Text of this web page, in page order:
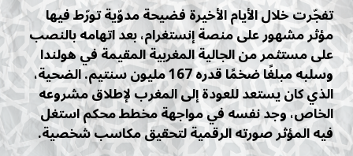
تفجّرت خلال الأيام الأخيرة فضيحة مدوّية تورّط فيها
مؤثر مشهور على منصة إنستغرام، بعد اتهامه بالنصب
على مستثمر من الجالية المغربية المقيمة في هولندا
وسلبه مبلغًا ضخمًا قدره 167 مليون سنتيم. الضحية،
الذي كان يستعد للعودة إلى المغرب لإطلاق مشروعه
الخاص، وجد نفسه في مواجهة مخطط محكم استغل
فيه المؤثر صورته الرقمية لتحقيق مكاسب شخصية.